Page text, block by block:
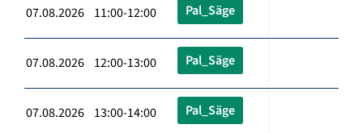
07.08.2026 11:00-12:00 Pal_Säge
07.08.2026 12:00-13:00 Pal_Säge
07.08.2026 13:00-14:00 Pal_Säge